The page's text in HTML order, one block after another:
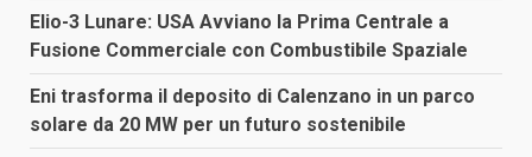
Elio-3 Lunare: USA Avviano la Prima Centrale a
Fusione Commerciale con Combustibile Spaziale
Eni trasforma il deposito di Calenzano in un parco
solare da 20 MW per un futuro sostenibile